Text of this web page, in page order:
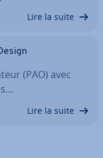
Lire la suite
(PAO) avec
Lire la suite